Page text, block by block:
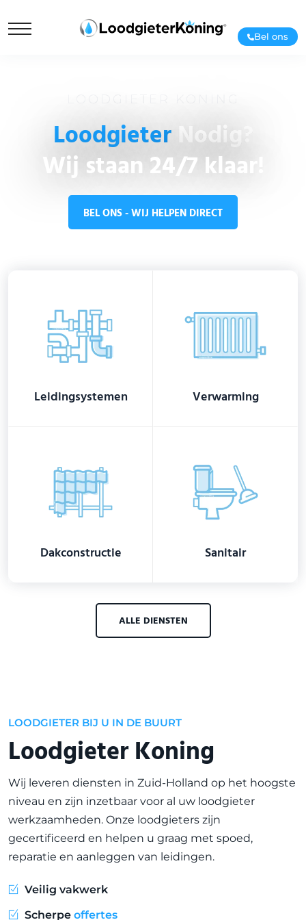
Bel ons
LoodgieterNodig?
Wij staan 24/7 klaar!
BEL ONS - WIJ HELPEN DIRECT
Leidingsystemen Verwarming
Dakconstructie Sanitair
ALLE DIENSTEN
LOODGIETER BIJ U IN DE BUURT
Loodgieter Koning
Wij leveren diensten in Zuid-Holland op het hoogste
niveau en zijn inzetbaar voor al uw loodgieter
werkzaamheden. Onze loodgieters zijn
gecertificeerd en helpen u graag met spoed,
reparatie en aanleggen van leidingen.
Veilig vakwerk
Scherpe offertes